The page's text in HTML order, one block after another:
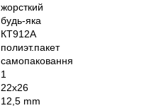
жорсткий
будь-яка
КТ912А
полиэт.пакет
самопаковання
1
22х26
12,5 mm